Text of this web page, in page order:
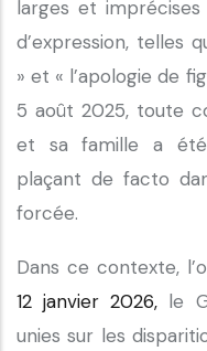
larges et
d’expression, telles
» et « l’apologie de
5 août 2025, toute
et sa famille a
plaçant de facto
forcée.
Dans ce contexte,
12 janvier 2026, le
unies sur les